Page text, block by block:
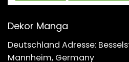
Dekor Manga
Deutschland Adresse:
Mannheim, Germany